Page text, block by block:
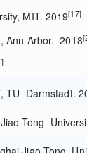
MIT. 2019[17]
Ann Arbor. 2018[20]
TU Darmstadt. 2020
Tong University.